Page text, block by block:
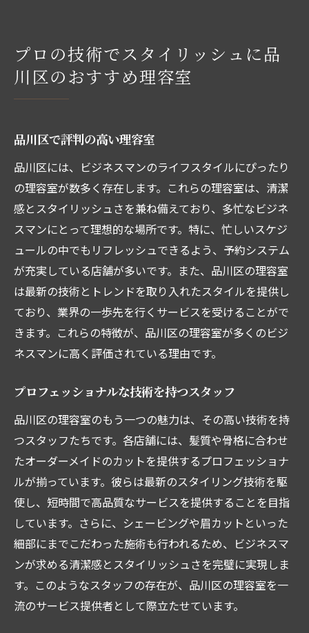
プロの技術でスタイリッシュに品
川区のおすすめ理容室
品川区で評判の高い理容室
品川区には、ビジネスマンのライフスタイルにぴったり
の理容室が数多く存在します。これらの理容室は、清潔
感とスタイリッシュさを兼ね備えており、多忙なビジネ
スマンにとって理想的な場所です。特に、忙しいスケジ
ュールの中でもリフレッシュできるよう、予約システム
が充実している店舗が多いです。また、品川区の理容室
は最新の技術とトレンドを取り入れたスタイルを提供し
ており、業界の一歩先を行くサービスを受けることがで
きます。これらの特徴が、品川区の理容室が多くのビジ
ネスマンに高く評価されている理由です。
プロフェッショナルな技術を持つスタッフ
品川区の理容室のもう一つの魅力は、その高い技術を持
つスタッフたちです。各店舗には、髪質や骨格に合わせ
たオーダーメイドのカットを提供するプロフェッショナ
ルが揃っています。彼らは最新のスタイリング技術を駆
使し、短時間で高品質なサービスを提供することを目指
しています。さらに、シェービングや眉カットといった
細部にまでこだわった施術も行われるため、ビジネスマ
ンが求める清潔感とスタイリッシュさを完璧に実現しま
す。このようなスタッフの存在が、品川区の理容室を一
流のサービス提供者として際立たせています。